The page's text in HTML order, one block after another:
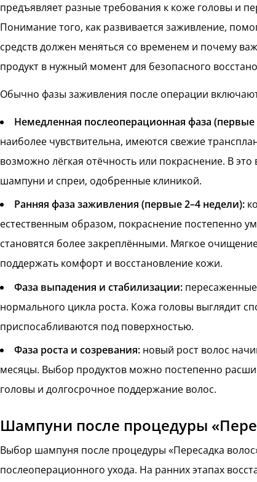
предъявляет разные требования к коже головы и
Понимание того, как развивается заживление,
средств должен меняться со временем и почему
продукт в нужный момент для безопасного
Обычно фазы заживления после операции
Немедленная послеоперационная фаза (первые
наиболее чувствительна, имеются свежие
возможно лёгкая отёчность или покраснение. В это
шампуни и спреи, одобренные клиникой.
Ранняя фаза заживления (первые 2–4 недели):
естественным образом, покраснение постепенно
становятся более закреплёнными. Мягкое
поддержать комфорт и восстановление кожи.
Фаза выпадения и стабилизации:
нормального цикла роста. Кожа головы выглядит
приспосабливаются под поверхностью.
Фаза роста и созревания: новый рост волос
месяцы. Выбор продуктов можно постепенно
головы и долгосрочное поддержание волос.
Шампуни после процедуры
Выбор шампуня после процедуры «Пересадка
послеоперационного ухода. На ранних этапах